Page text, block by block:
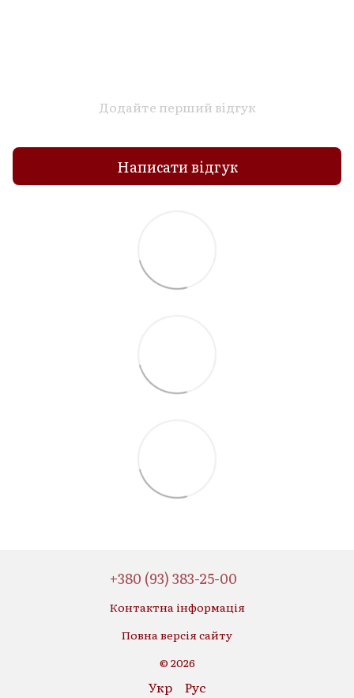
Додайте перший відгук
Написати відгук
+380 (93) 383-25-00
Контактна інформація
Повна версія сайту
© 2026
Укр Рус